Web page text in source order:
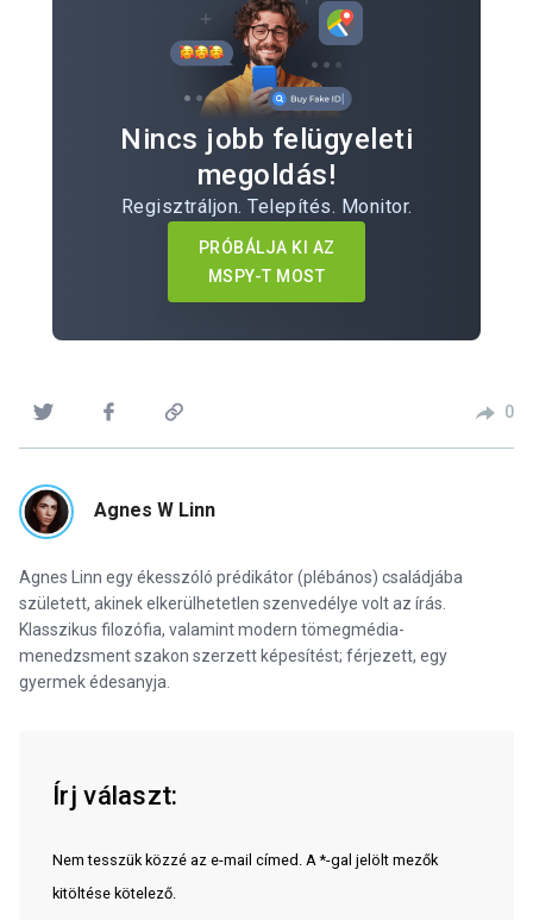
Nincs jobb felügyeleti
megoldás!
Regisztráljon. Telepítés. Monitor.
PRÓBÁLJA KI AZ
MSPY-T MOST
0
Agnes W Linn
Agnes Linn egy ékesszóló prédikátor (plébános) családjába
született, akinek elkerülhetetlen szenvedélye volt az írás.
Klasszikus filozófia, valamint modern tömegmédia-
menedzsment szakon szerzett képesítést; férjezett, egy
gyermek édesanyja.
Írj választ:
Nem tesszük közzé az e-mail címed. A *-gal jelölt mezők
kitöltése kötelező.